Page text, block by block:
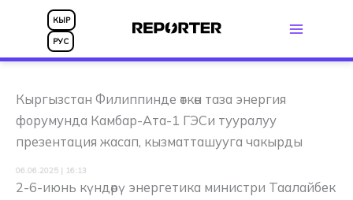
КЫР
РУС
Кыргызстан Филиппинде өткөн таза энергия
форумунда Камбар-Ата-1 ГЭСи тууралуу
презентация жасап, кызматташууга чакырды
06.06.2025 | 16:13
2-6-июнь күндөрү энергетика министри Таалайбек